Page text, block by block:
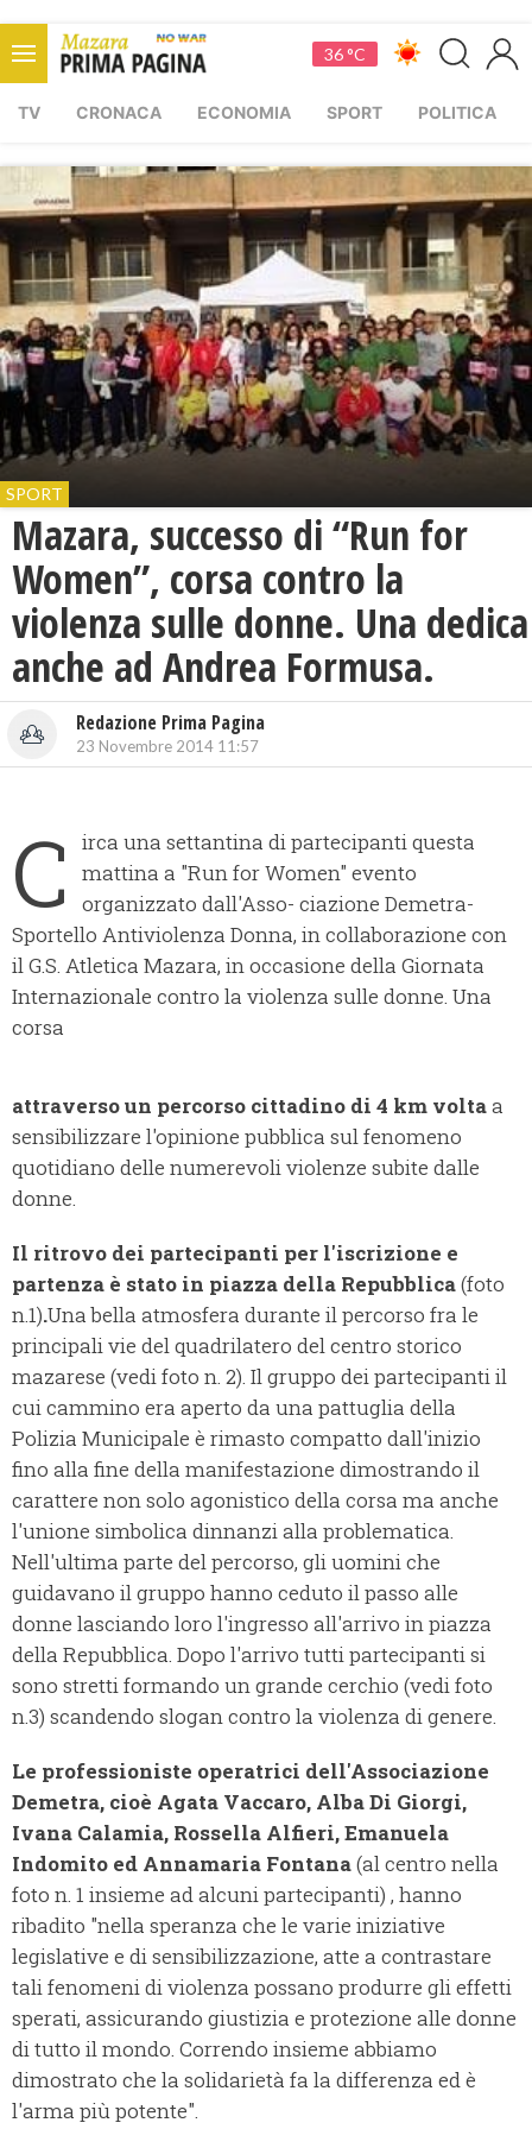
36 °C
TV CRONACA ECONOMIA SPORT POLITICA
SPORT
Mazara, successo di “Run for
Women”, corsa contro la
violenza sulle donne. Una dedica
anche ad Andrea Formusa.
Redazione Prima Pagina
23 Novembre 2014 11:57
C
irca una settantina di partecipanti questa
mattina a "Run for Women" evento
organizzato dall'Asso- ciazione Demetra-
Sportello Antiviolenza Donna, in collaborazione con
il G.S. Atletica Mazara, in occasione della Giornata
Internazionale contro la violenza sulle donne. Una
corsa
attraverso un percorso cittadino di 4 km voltaa
sensibilizzare l'opinione pubblica sul fenomeno
quotidiano delle numerevoli violenze subite dalle
donne.
Il ritrovo dei partecipanti per l'iscrizione e
partenza è stato in piazza della Repubblica(foto
n.1).Una bella atmosfera durante il percorso fra le
principali vie del quadrilatero del centro storico
mazarese (vedi foto n. 2). Il gruppo dei partecipanti il
cui cammino era aperto da una pattuglia della
Polizia Municipale è rimasto compatto dall'inizio
fino alla fine della manifestazione dimostrando il
carattere non solo agonistico della corsa ma anche
l'unione simbolica dinnanzi alla problematica.
Nell'ultima parte del percorso, gli uomini che
guidavano il gruppo hanno ceduto il passo alle
donne lasciando loro l'ingresso all'arrivo in piazza
della Repubblica. Dopo l'arrivo tutti partecipanti si
sono stretti formando un grande cerchio (vedi foto
n.3) scandendo slogan contro la violenza di genere.
Le professioniste operatrici dell'Associazione
Demetra, cioè Agata Vaccaro, Alba Di Giorgi,
Ivana Calamia, Rossella Alfieri, Emanuela
Indomito ed Annamaria Fontana(al centro nella
foto n. 1 insieme ad alcuni partecipanti) , hanno
ribadito "nella speranza che le varie iniziative
legislative e di sensibilizzazione, atte a contrastare
tali fenomeni di violenza possano produrre gli effetti
sperati, assicurando giustizia e protezione alle donne
di tutto il mondo. Correndo insieme abbiamo
dimostrato che la solidarietà fa la differenza ed è
l'arma più potente".